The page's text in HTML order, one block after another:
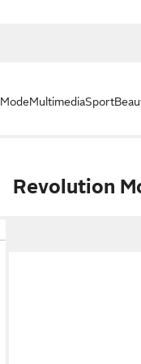
ModeMultimediaSport
Revolution